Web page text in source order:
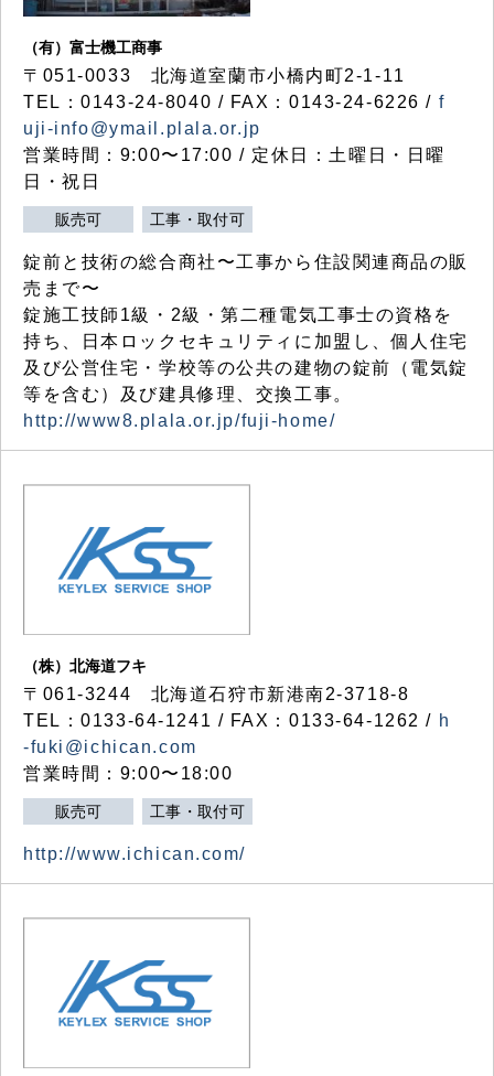
（有）富士機工商事
〒051-0033 北海道室蘭市小橋内町2-1-11
TEL：0143-24-8040 / FAX：0143-24-6226 / f
uji-info@ymail.plala.or.jp
営業時間：9:00〜17:00 / 定休日：土曜日・日曜
日・祝日
販売可 工事・取付可
錠前と技術の総合商社〜工事から住設関連商品の販
売まで〜
錠施工技師1級・2級・第二種電気工事士の資格を
持ち、日本ロックセキュリティに加盟し、個人住宅
及び公営住宅・学校等の公共の建物の錠前（電気錠
等を含む）及び建具修理、交換工事。
http://www8.plala.or.jp/fuji-home/
（株）北海道フキ
〒061-3244 北海道石狩市新港南2-3718-8
TEL：0133-64-1241 / FAX：0133-64-1262 / h
-fuki@ichican.com
営業時間：9:00〜18:00
販売可 工事・取付可
http://www.ichican.com/